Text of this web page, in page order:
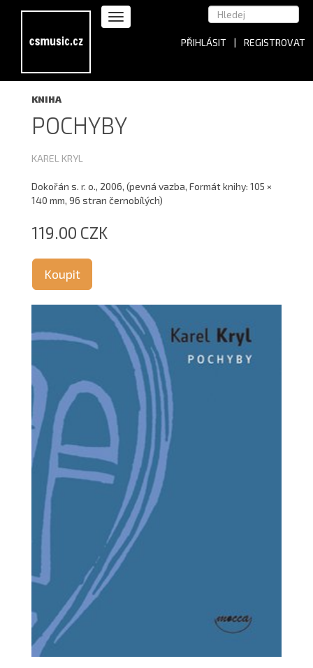
PŘIHLÁSIT | REGISTROVAT
KNIHA
POCHYBY
KAREL KRYL
Dokořán s. r. o., 2006, (pevná vazba, Formát knihy: 105 ×
140 mm, 96 stran černobílých)
119.00 CZK
Koupit